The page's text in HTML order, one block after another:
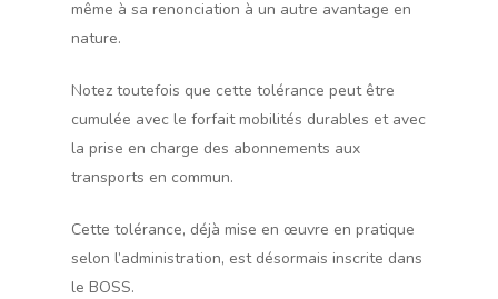
même à sa renonciation à un autre avantage en
nature.
Notez toutefois que cette tolérance peut être
cumulée avec le forfait mobilités durables et avec
la prise en charge des abonnements aux
transports en commun.
Cette tolérance, déjà mise en œuvre en pratique
selon l’administration, est désormais inscrite dans
le BOSS.